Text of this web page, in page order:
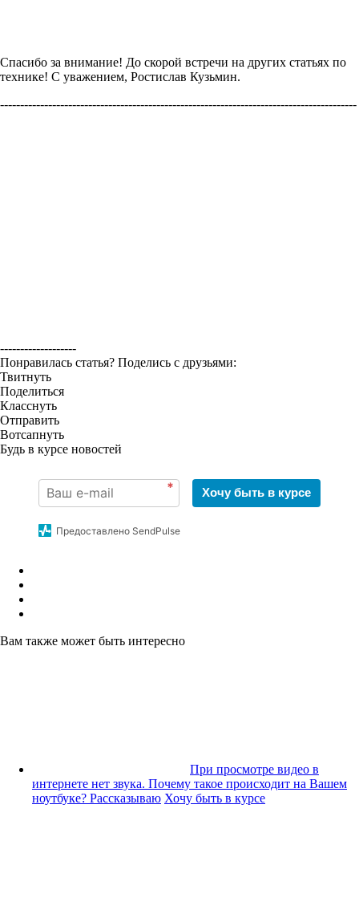
Спасибо за внимание! До скорой встречи на других статьях по
технике! С уважением, Ростислав Кузьмин.
-----------------------------------------------------------------------------------------
-------------------
Понравилась статья? Поделись с друзьями:
Твитнуть
Поделиться
Класснуть
Отправить
Вотсапнуть
Будь в курсе новостей
* Хочу быть в курсе
Предоставлено SendPulse
Вам также может быть интересно
При просмотре видео в
интернете нет звука. Почему такое происходит на Вашем
ноутбуке? Рассказываю Хочу быть в курсе